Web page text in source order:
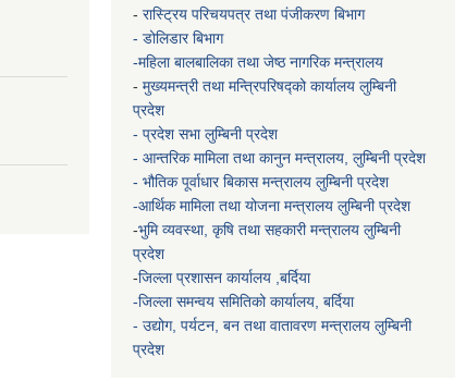
- रास्ट्रिय परिचयपत्र तथा पंजीकरण बिभाग
- डोलिडार बिभाग
-महिला बालबालिका तथा जेष्ठ नागरिक मन्त्रालय
- मुख्यमन्त्री तथा मन्त्रिपरिषद्को कार्यालय लुम्बिनी
प्रदेश
- प्रदेश सभा लुम्बिनी प्रदेश
- आन्तरिक मामिला तथा कानुन मन्त्रालय, लुम्बिनी प्रदेश
- भौतिक पूर्वाधार बिकास मन्त्रालय लुम्बिनी प्रदेश
-आर्थिक मामिला तथा योजना मन्त्रालय लुम्बिनी प्रदेश
-भुमि व्यवस्था, कृषि तथा सहकारी मन्त्रालय लुम्बिनी
प्रदेश
-जिल्ला प्रशासन कार्यालय ,बर्दिया
-जिल्ला समन्वय समितिको कार्यालय, बर्दिया
- उद्योग, पर्यटन, बन तथा वातावरण मन्त्रालय लुम्बिनी
प्रदेश